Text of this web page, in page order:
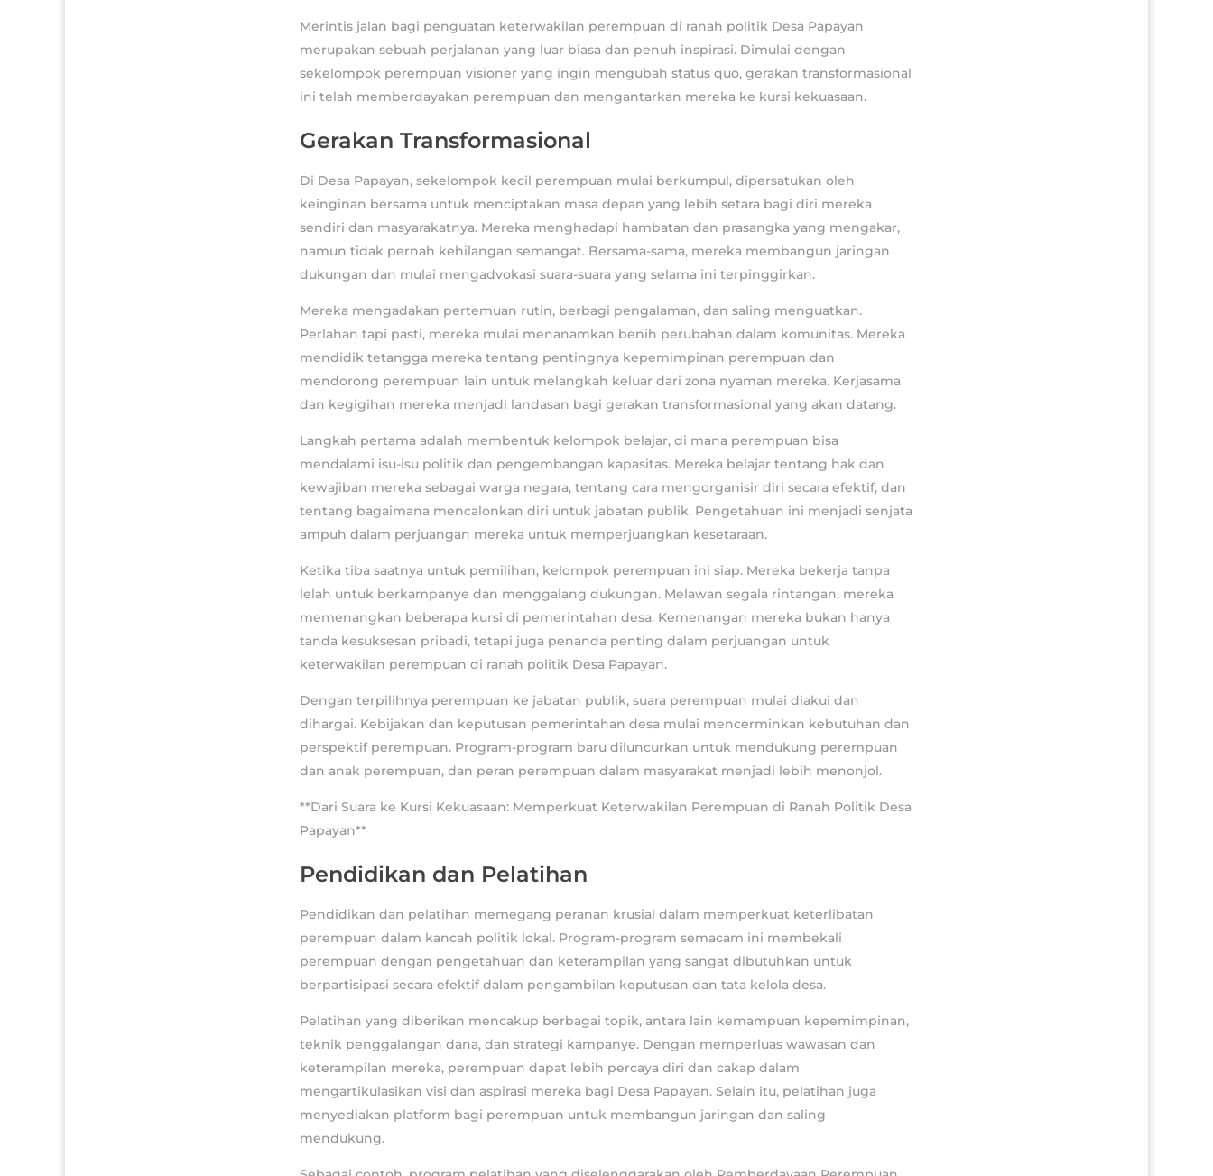
Merintis jalan bagi penguatan keterwakilan perempuan di ranah politik Desa Papayan
merupakan sebuah perjalanan yang luar biasa dan penuh inspirasi. Dimulai dengan
sekelompok perempuan visioner yang ingin mengubah status quo, gerakan transformasional
ini telah memberdayakan perempuan dan mengantarkan mereka ke kursi kekuasaan.
Gerakan Transformasional
Di Desa Papayan, sekelompok kecil perempuan mulai berkumpul, dipersatukan oleh
keinginan bersama untuk menciptakan masa depan yang lebih setara bagi diri mereka
sendiri dan masyarakatnya. Mereka menghadapi hambatan dan prasangka yang mengakar,
namun tidak pernah kehilangan semangat. Bersama-sama, mereka membangun jaringan
dukungan dan mulai mengadvokasi suara-suara yang selama ini terpinggirkan.
Mereka mengadakan pertemuan rutin, berbagi pengalaman, dan saling menguatkan.
Perlahan tapi pasti, mereka mulai menanamkan benih perubahan dalam komunitas. Mereka
mendidik tetangga mereka tentang pentingnya kepemimpinan perempuan dan
mendorong perempuan lain untuk melangkah keluar dari zona nyaman mereka. Kerjasama
dan kegigihan mereka menjadi landasan bagi gerakan transformasional yang akan datang.
Langkah pertama adalah membentuk kelompok belajar, di mana perempuan bisa
mendalami isu-isu politik dan pengembangan kapasitas. Mereka belajar tentang hak dan
kewajiban mereka sebagai warga negara, tentang cara mengorganisir diri secara efektif, dan
tentang bagaimana mencalonkan diri untuk jabatan publik. Pengetahuan ini menjadi senjata
ampuh dalam perjuangan mereka untuk memperjuangkan kesetaraan.
Ketika tiba saatnya untuk pemilihan, kelompok perempuan ini siap. Mereka bekerja tanpa
lelah untuk berkampanye dan menggalang dukungan. Melawan segala rintangan, mereka
memenangkan beberapa kursi di pemerintahan desa. Kemenangan mereka bukan hanya
tanda kesuksesan pribadi, tetapi juga penanda penting dalam perjuangan untuk
keterwakilan perempuan di ranah politik Desa Papayan.
Dengan terpilihnya perempuan ke jabatan publik, suara perempuan mulai diakui dan
dihargai. Kebijakan dan keputusan pemerintahan desa mulai mencerminkan kebutuhan dan
perspektif perempuan. Program-program baru diluncurkan untuk mendukung perempuan
dan anak perempuan, dan peran perempuan dalam masyarakat menjadi lebih menonjol.
**Dari Suara ke Kursi Kekuasaan: Memperkuat Keterwakilan Perempuan di Ranah Politik Desa
Papayan**
Pendidikan dan Pelatihan
Pendidikan dan pelatihan memegang peranan krusial dalam memperkuat keterlibatan
perempuan dalam kancah politik lokal. Program-program semacam ini membekali
perempuan dengan pengetahuan dan keterampilan yang sangat dibutuhkan untuk
berpartisipasi secara efektif dalam pengambilan keputusan dan tata kelola desa.
Pelatihan yang diberikan mencakup berbagai topik, antara lain kemampuan kepemimpinan,
teknik penggalangan dana, dan strategi kampanye. Dengan memperluas wawasan dan
keterampilan mereka, perempuan dapat lebih percaya diri dan cakap dalam
mengartikulasikan visi dan aspirasi mereka bagi Desa Papayan. Selain itu, pelatihan juga
menyediakan platform bagi perempuan untuk membangun jaringan dan saling
mendukung.